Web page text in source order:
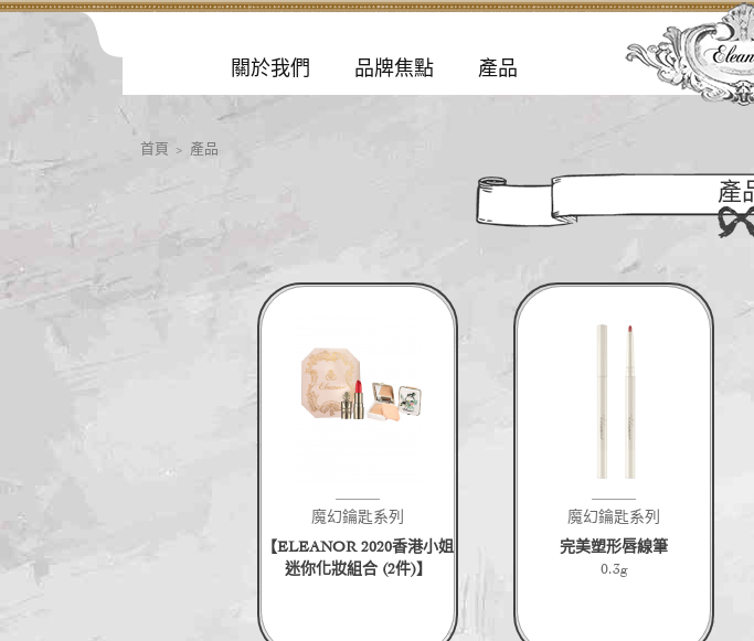
關於我們 品牌焦點 產品
首頁 > 產品
產
魔幻鑰匙系列
【ELEANOR 2020香港小姐
迷你化妝組合 (2件)】
魔幻鑰匙系列
完美塑形唇線筆
0.3g